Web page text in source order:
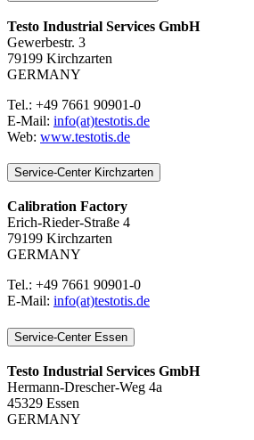
Testo Industrial Services GmbH
Gewerbestr. 3
79199 Kirchzarten
GERMANY
Tel.: +49 7661 90901-0
E-Mail: info(at)testotis.de
Web: www.testotis.de
Service-Center Kirchzarten
Calibration Factory
Erich-Rieder-Straße 4
79199 Kirchzarten
GERMANY
Tel.: +49 7661 90901-0
E-Mail: info(at)testotis.de
Service-Center Essen
Testo Industrial Services GmbH
Hermann-Drescher-Weg 4a
45329 Essen
GERMANY